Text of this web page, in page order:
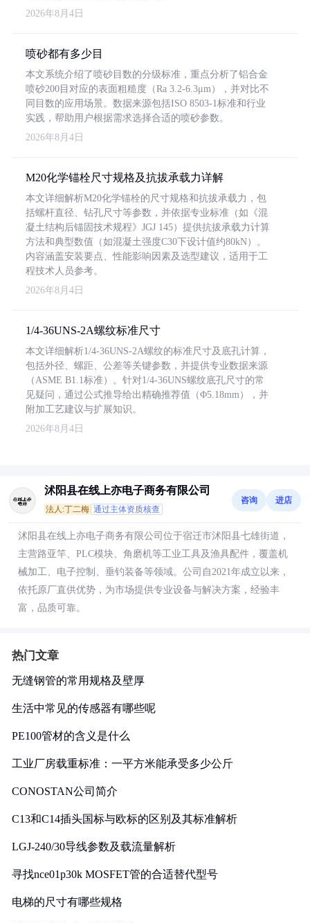
2026年8月4日
喷砂都有多少目
本文系统介绍了喷砂目数的分级标准，重点分析了铝合金
喷砂200目对应的表面粗糙度（Ra 3.2-6.3μm），并对比不
同目数的应用场景。数据来源包括ISO 8503-1标准和行业
实践，帮助用户根据需求选择合适的喷砂参数。
2026年8月4日
M20化学锚栓尺寸规格及抗拔承载力详解
本文详细解析M20化学锚栓的尺寸规格和抗拔承载力，包
括螺杆直径、钻孔尺寸等参数，并依据专业标准（如《混
凝土结构后锚固技术规程》JGJ 145）提供抗拔承载力计算
方法和典型数值（如混凝土强度C30下设计值约80kN）。
内容涵盖安装要点、性能影响因素及选型建议，适用于工
程技术人员参考。
2026年8月4日
1/4-36UNS-2A螺纹标准尺寸
本文详细解析1/4-36UNS-2A螺纹的标准尺寸及底孔计算，
包括外径、螺距、公差等关键参数，并提供专业数据来源
（ASME B1.1标准）。针对1/4-36UNS螺纹底孔尺寸的常
见疑问，通过公式推导给出精确推荐值（Φ5.18mm），并
附加工艺建议与扩展知识。
2026年8月4日
沭阳县在线上亦电子商务有限公司
法人:丁二梅 通过主体资质核查
咨询 进店
沭阳县在线上亦电子商务有限公司位于宿迁市沭阳县七雄街道，
主营路亚竿、PLC模块、角磨机等工业工具及渔具配件，覆盖机
械加工、电子控制、垂钓装备等领域。公司自2021年成立以来，
依托原厂直供优势，为市场提供专业设备与解决方案，经验丰
富，品质可靠。
热门文章
无缝钢管的常用规格及壁厚
生活中常见的传感器有哪些呢
PE100管材的含义是什么
工业厂房载重标准：一平方米能承受多少公斤
CONOSTAN公司简介
C13和C14插头国标与欧标的区别及其标准解析
LGJ-240/30导线参数及载流量解析
寻找nce01p30k MOSFET管的合适替代型号
电梯的尺寸有哪些规格